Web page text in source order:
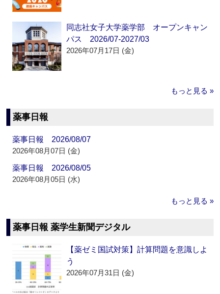
同志社女子大学薬学部 オープンキャン
パス 2026/07-2027/03
2026年07月17日 (金)
もっと見る »
薬事日報
薬事日報 2026/08/07
2026年08月07日 (金)
薬事日報 2026/08/05
2026年08月05日 (水)
もっと見る »
薬事日報 薬学生新聞デジタル
【薬ゼミ国試対策】計算問題を意識しよ
う
2026年07月31日 (金)